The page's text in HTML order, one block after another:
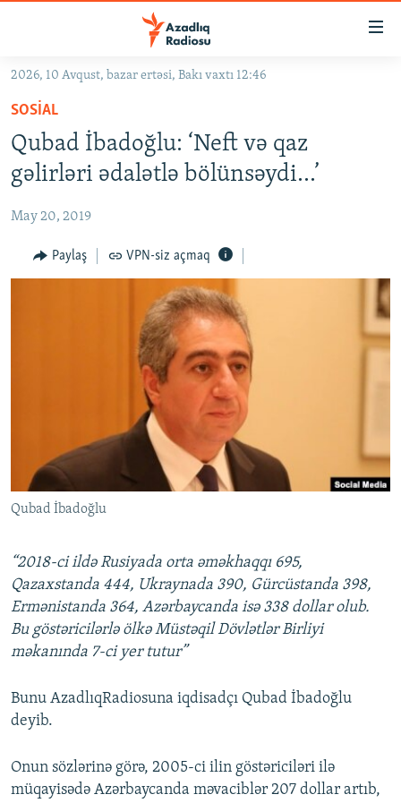
Əsas
qayıt
Əsas
naviqasiyaya
qayıt
GÜNDƏM
#İZAHLA
KORRUPSIOMETR
#ƏSLINDƏ
FƏRQƏ BAX
QANUNI DOĞRU
KARIKATURA
AZƏRBAYCAN ƏDƏBIYYATI KITABXANASI
İSLAM VƏ DEMOKRATIYA
İZ - MƏDƏNIYYƏT PROQRAMI
PEŞƏ ETIKASI VƏ JURNALISTIKA STANDARTLARIMIZ
MATERIALLARIMIZDAN ISTIFADƏ
AZADLIQRADIOSU MOBIL TELEFONUNUZDA
XƏBƏR BÜLLETENLƏRIMIZ
RFE/RL-in bütün saytları
2026, 10 Avqust, bazar ertəsi, Bakı vaxtı 12:46
SOSIAL
Qubad İbadoğlu: ‘Neft və qaz
gəlirləri ədalətlə bölünsəydi...’
May 20, 2019
Paylaş VPN-siz açmaq
Qubad İbadoğlu
“2018-ci ildə Rusiyada orta əməkhaqqı 695,
Qazaxstanda 444, Ukraynada 390, Gürcüstanda 398,
Ermənistanda 364, Azərbaycanda isə 338 dollar olub.
Bu göstəricilərlə ölkə Müstəqil Dövlətlər Birliyi
məkanında 7-ci yer tutur”
Bunu AzadlıqRadiosuna iqdisadçı Qubad İbadoğlu
deyib.
Onun sözlərinə görə, 2005-ci ilin göstəriciləri ilə
müqayisədə Azərbaycanda məvaciblər 207 dollar artıb,